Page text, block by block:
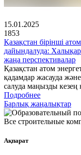
15.01.2025
1853
Қазақстан бірінші
дайындалуда:
жаңа перспективалар
Қазақстан атом
қадамдар жасауда
салуда маңызды кезең
Подробнее
Барлық жаңалықтар
Все строительные
Ақпарат